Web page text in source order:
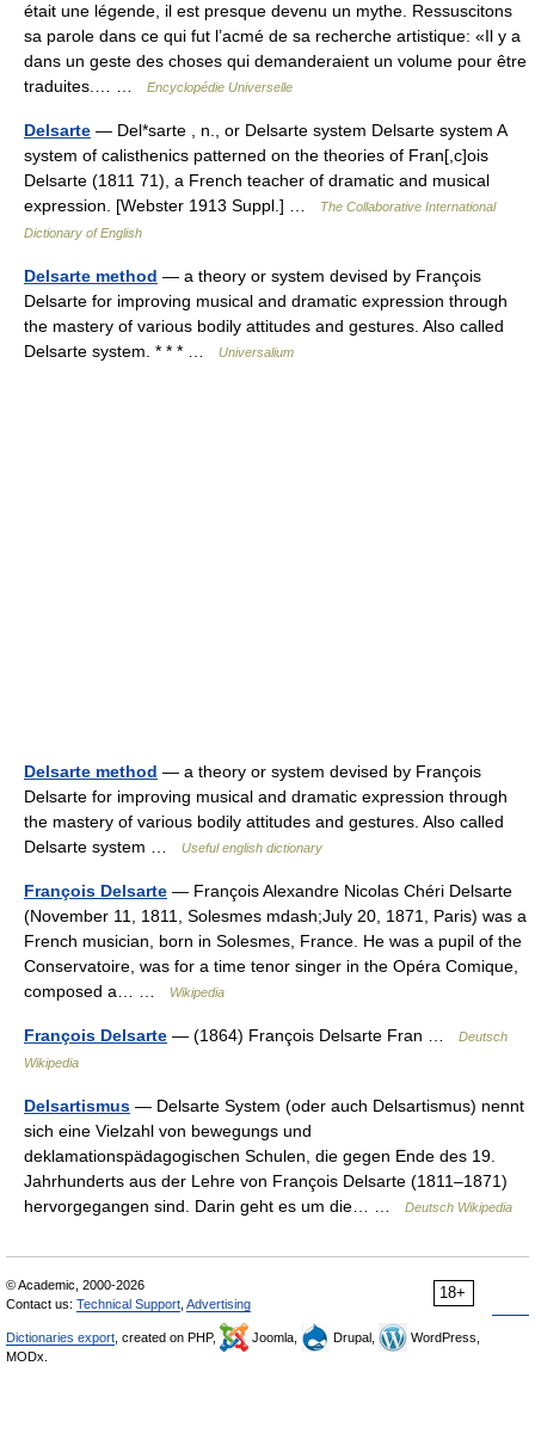
était une légende, il est presque devenu un mythe. Ressuscitons
sa parole dans ce qui fut l’acmé de sa recherche artistique: «Il y a
dans un geste des choses qui demanderaient un volume pour être
traduites.… …
Encyclopédie Universelle
Delsarte — Del*sarte , n., or Delsarte system Delsarte system A
system of calisthenics patterned on the theories of Fran[,c]ois
Delsarte (1811 71), a French teacher of dramatic and musical
expression. [Webster 1913 Suppl.] …
The Collaborative International
Dictionary of English
Delsarte method — a theory or system devised by François
Delsarte for improving musical and dramatic expression through
the mastery of various bodily attitudes and gestures. Also called
Delsarte system. * * * …
Universalium
Delsarte method — a theory or system devised by François
Delsarte for improving musical and dramatic expression through
the mastery of various bodily attitudes and gestures. Also called
Delsarte system …
Useful english dictionary
François Delsarte — François Alexandre Nicolas Chéri Delsarte
(November 11, 1811, Solesmes mdash;July 20, 1871, Paris) was a
French musician, born in Solesmes, France. He was a pupil of the
Conservatoire, was for a time tenor singer in the Opéra Comique,
composed a… …
Wikipedia
François Delsarte — (1864) François Delsarte Fran …
Deutsch
Wikipedia
Delsartismus — Delsarte System (oder auch Delsartismus) nennt
sich eine Vielzahl von bewegungs und
deklamationspädagogischen Schulen, die gegen Ende des 19.
Jahrhunderts aus der Lehre von François Delsarte (1811–1871)
hervorgegangen sind. Darin geht es um die… …
Deutsch Wikipedia
18+
© Academic, 2000-2026
Contact us: Technical Support Advertising
Dictionaries export , created on PHP, Joomla, Drupal,
WordPress,
MODx.